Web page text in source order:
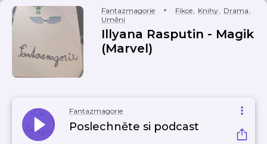
Fantazmagorie Fikce, Knihy, Drama,
Umění
Illyana Rasputin - Magik
(Marvel)
Fantazmagorie
Poslechněte si podcast